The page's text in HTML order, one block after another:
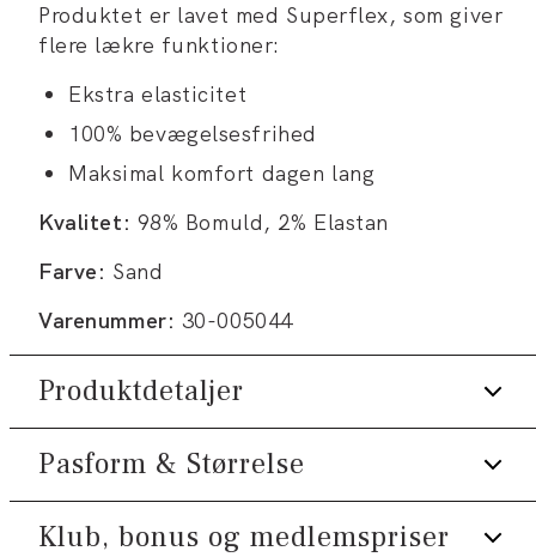
Produktet er lavet med Superflex, som giver
flere lækre funktioner:
Ekstra elasticitet
100% bevægelsesfrihed
Maksimal komfort dagen lang
Kvalitet: 98% Bomuld, 2% Elastan
Farve: Sand
Varenummer: 30-005044
Produktdetaljer
Lavet med Superflex, der giver ekstra
Der er to lommer på siden.
Pasform & Størrelse
Fit:Slim fit
Klub, bonus og medlemspriser